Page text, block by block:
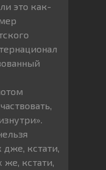
это как-
дже, кстати,
же, кстати,